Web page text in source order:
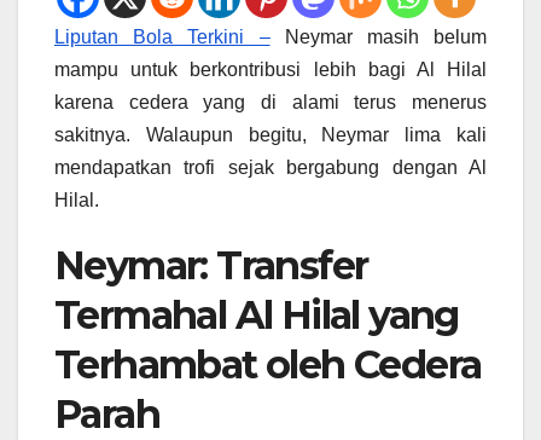
Liputan Bola Terkini –Neymar masih belum
mampu untuk berkontribusi lebih bagi Al Hilal
karena cedera yang di alami terus menerus
sakitnya. Walaupun begitu, Neymar lima kali
mendapatkan trofi sejak bergabung dengan Al
Hilal.
Neymar: Transfer
Termahal Al Hilal yang
Terhambat oleh Cedera
Parah